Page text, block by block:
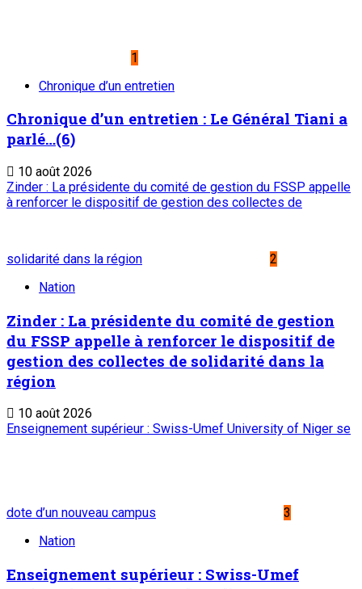
1
Chronique d’un entretien
Chronique d’un entretien : Le Général Tiani a
parlé…(6)
10 août 2026
Zinder : La présidente du comité de gestion du FSSP appelle
à renforcer le dispositif de gestion des collectes de
solidarité dans la région
2
Nation
Zinder : La présidente du comité de gestion
du FSSP appelle à renforcer le dispositif de
gestion des collectes de solidarité dans la
région
10 août 2026
Enseignement supérieur : Swiss-Umef University of Niger se
dote d’un nouveau campus
3
Nation
Enseignement supérieur : Swiss-Umef